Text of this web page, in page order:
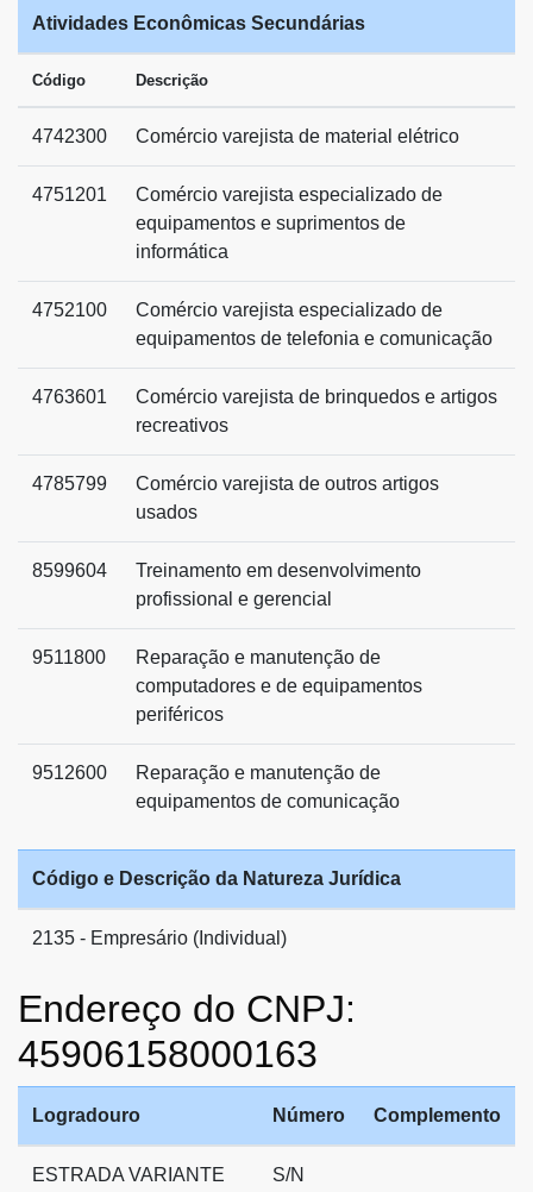
Atividades Econômicas Secundárias
Código Descrição
4742300 Comércio varejista de material elétrico
4751201
Comércio varejista especializado de
equipamentos e suprimentos de
informática
4752100
Comércio varejista especializado de
equipamentos de telefonia e comunicação
4763601
Comércio varejista de brinquedos e artigos
recreativos
4785799
Comércio varejista de outros artigos
usados
8599604
Treinamento em desenvolvimento
profissional e gerencial
9511800
Reparação e manutenção de
computadores e de equipamentos
periféricos
9512600
Reparação e manutenção de
equipamentos de comunicação
Código e Descrição da Natureza Jurídica
2135 - Empresário (Individual)
Endereço do CNPJ:
45906158000163
Logradouro Número Complemento
ESTRADA VARIANTE
S/N